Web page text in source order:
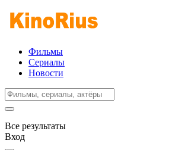
Фильмы
Сериалы
Новости
Все результаты
Вход